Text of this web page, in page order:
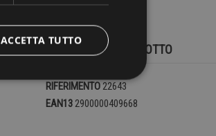
DETTAGLI DEL PRODOTTO
RIFERIMENTO22643
EAN132900000409668
ACCETTA TUTTO